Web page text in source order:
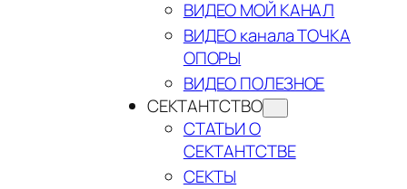
ВИДЕО МОЙ КАНАЛ
ВИДЕО канала ТОЧКА
ОПОРЫ
ВИДЕО ПОЛЕЗНОЕ
СЕКТАНТСТВО
СТАТЬИ О
СЕКТАНТСТВЕ
СЕКТЫ